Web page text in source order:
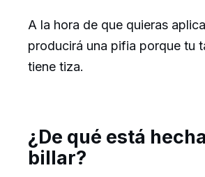
A la hora de que quieras
producirá una pifia porque tu
tiene tiza.
¿De qué está
billar?